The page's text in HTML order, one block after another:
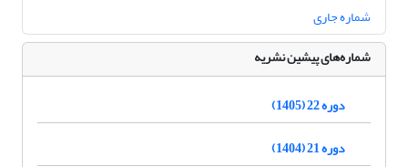
شماره جاری
شماره‌های پیشین نشریه
دوره 22 (1405)
دوره 21 (1404)